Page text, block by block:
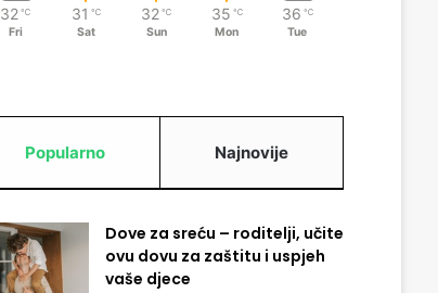
32 ℃
Fri
31 ℃
Sat
32 ℃
Sun
35 ℃
Mon
36 ℃
Tue
Popularno Najnovije
Dove za sreću – roditelji, učite
ovu dovu za zaštitu i uspjeh
vaše djece